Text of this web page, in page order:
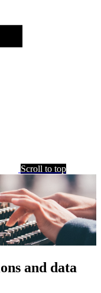
Scroll to top
and data